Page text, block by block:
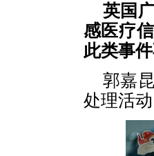
英国
感医疗
此类事
郭嘉
处理活动